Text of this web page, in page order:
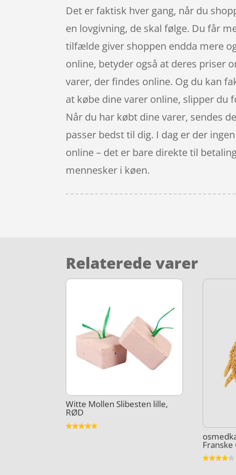
Det er faktisk hver gang, når du
en lovgivning, de skal følge. Du får
tilfælde giver shoppen endda mere
online, betyder også at deres priser
varer, der findes online. Og du kan
at købe dine varer online, slipper du
Når du har købt dine varer, sendes
passer bedst til dig. I dag er der
online – det er bare direkte til
mennesker i køen.
Relaterede varer
Witte Mollen Slibesten lille,
RØD
Franske